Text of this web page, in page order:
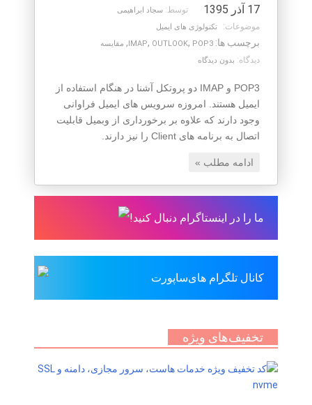
17 آذر 1395 توسط: سجاد ابراهیمی
موضوعات: تکنولوژی های ایمیل
برچسب ها: IMAP, OUTLOOK, POP3
, مقایسه
دیدگاه: بدون دیدگاه
POP3 و IMAP دو پروتکل آشنا در هنگام استفاده از
ایمیل هستند. امروزه سرویس های ایمیل فراوانی
وجود دارند که علاوه بر برخورداری از وبمیل قابلیت
اتصال به برنامه های Client را نیز دارند.
ادامه مطلب »
ما را در اینستاگرام دنبال کنید!
کانال تلگرام های‌ساپورت
تخفیف‌های ویژه